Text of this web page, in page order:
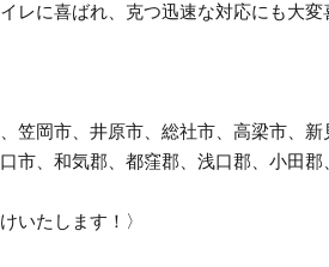
レに喜ばれ、克つ迅速な対応にも大変
笠岡市、井原市、総社市、高梁市、
市、和気郡、都窪郡、浅口郡、小田
いたします！〉